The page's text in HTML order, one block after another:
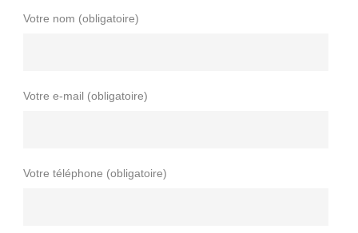
Votre nom (obligatoire)
Votre e-mail (obligatoire)
Votre téléphone (obligatoire)